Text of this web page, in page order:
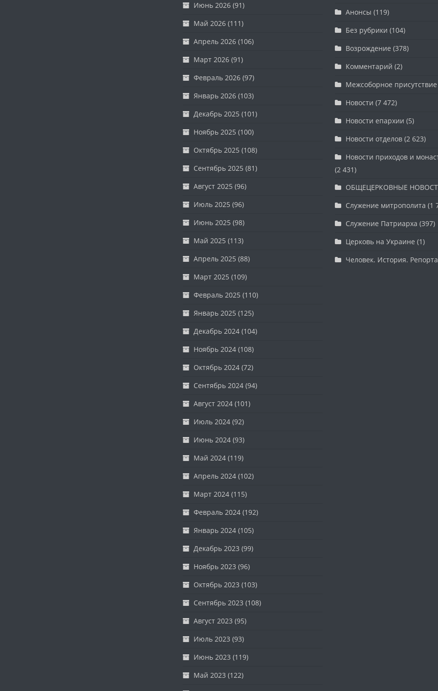
Июнь 2026(91)
Май 2026(111)
Апрель 2026(106)
Март 2026(91)
Февраль 2026(97)
Январь 2026(103)
Декабрь 2025 (101)
Ноябрь 2025 (100)
Октябрь 2025 (108)
Сентябрь 2025 (81)
Август 2025 (96)
Июль 2025 (96)
Июнь 2025 (98)
Май 2025 (113)
Апрель 2025 (88)
Март 2025 (109)
Февраль 2025 (110)
Январь 2025 (125)
Декабрь 2024(104)
Ноябрь 2024(108)
Октябрь 2024(72)
Сентябрь 2024(94)
Август 2024(101)
Июль 2024(92)
Июнь 2024(93)
Май 2024(119)
Апрель 2024(102)
Март 2024(115)
Февраль 2024(192)
Январь 2024(105)
Декабрь 2023 (99)
Ноябрь 2023 (96)
Октябрь 2023 (103)
Сентябрь 2023 (108)
Август 2023 (95)
Июль 2023 (93)
Июнь 2023 (119)
Май 2023 (122)
Анонсы (119)
Без рубрики (104)
Возрождение (378)
Комментарий (2)
Межсоборное присутствие
Новости (7 472)
Новости епархии (5)
Новости отделов(2 623)
Новости приходов и
(2 431)
ОБЩЕЦЕРКОВНЫЕ
Служение митрополита (1
Служение Патриарха (397)
Церковь на Украине (1)
Человек. История.